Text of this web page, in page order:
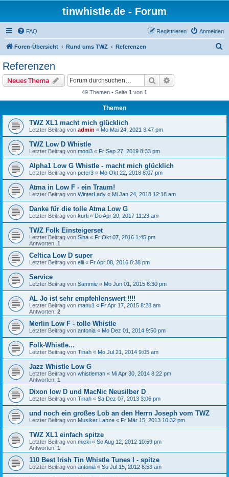
tinwhistle.de - Forum
FAQ Anmelden
Registrieren
Foren-Übersicht Rund ums TWZ Referenzen
Referenzen
Neues Thema Suche
49 Themen • Seite 1 von 1
Themen
TWZ XL1 macht mich glücklich
Letzter Beitrag von admin « Mo Mai 24, 2021 3:47 pm
TWZ Low D Whistle
Letzter Beitrag von moni3 « Fr Sep 27, 2019 8:33 pm
Alpha1 Low G Whistle - macht mich glücklich
Letzter Beitrag von peter3 « Mo Okt 22, 2018 8:07 pm
Atma in Low F - ein Traum!
Letzter Beitrag von WinterLady « Mi Jan 24, 2018 12:18 am
Danke für die tolle Atma Low G
Letzter Beitrag von kurti « Do Apr 20, 2017 11:23 am
TWZ Folk Einsteigerset
Letzter Beitrag von Sina « Fr Okt 07, 2016 1:45 pm
Antworten: 1
Celtica Low D super
Letzter Beitrag von elli « Fr Apr 08, 2016 8:38 pm
Service
Letzter Beitrag von Sammie « Mo Jun 01, 2015 6:30 pm
AL Jo ist sehr empfehlenswert !!!!
Letzter Beitrag von manu1 « Fr Apr 17, 2015 8:28 am
Antworten: 2
Merlin Low F - tolle Whistle
Letzter Beitrag von antonia « Mo Dez 01, 2014 9:50 pm
Folk-Whistle...
Letzter Beitrag von Tinah « Mo Jul 21, 2014 9:05 am
Jazz Whistle Low G
Letzter Beitrag von whistleman « Mi Apr 30, 2014 8:22 pm
Antworten: 1
Dixon low D und MacNic Neusilber D
Letzter Beitrag von Tinah « Sa Dez 07, 2013 3:06 pm
und noch ein großes Lob an den Herrn Joseph vom TWZ
Letzter Beitrag von Musiker Lanze « Fr Mär 15, 2013 10:32 pm
TWZ XL1 einfach spitze
Letzter Beitrag von micki « So Aug 12, 2012 10:59 pm
Antworten: 1
110 Best Irish Tin Whistle Tunes I - spitze
Letzter Beitrag von antonia « So Jul 15, 2012 8:53 am